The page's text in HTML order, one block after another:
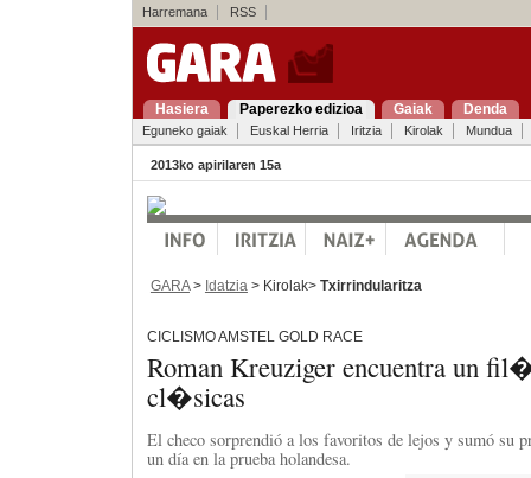
Harremana RSS
Hasiera Paperezko edizioa Gaiak Denda
Eguneko gaiak Euskal Herria Iritzia Kirolak Mundua
2013ko apirilaren 15a
GARA> Idatzia > Kirolak> Txirrindularitza
CICLISMO AMSTEL GOLD RACE
Roman Kreuziger encuentra un
cl�sicas
El checo sorprendió a los favoritos de lejos y sumó su
un día en la prueba holandesa.